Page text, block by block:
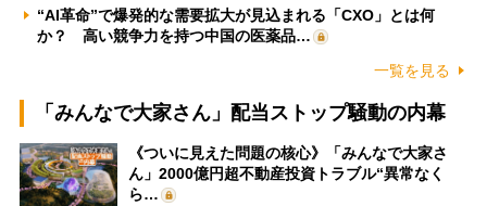
“AI革命”で爆発的な需要拡大が見込まれる「CXO」とは何
か？ 高い競争力を持つ中国の医薬品…
一覧を見る
「みんなで大家さん」配当ストップ騒動の内幕
《ついに見えた問題の核心》「みんなで大家さ
ん」2000億円超不動産投資トラブル“異常なく
ら…